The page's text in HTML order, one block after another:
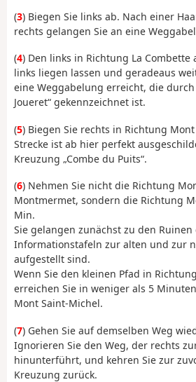
(3) Biegen Sie links ab. Nach einer
rechts gelangen Sie an eine
(4) Den links in Richtung La Combette
links liegen lassen und geradeaus
eine Weggabelung erreicht, die durch
Joueret“ gekennzeichnet ist.
(5) Biegen Sie rechts in Richtung
Strecke ist ab hier perfekt
Kreuzung „Combe du Puits“.
(6) Nehmen Sie nicht die Richtung
Montmermet, sondern die Richtung
Min.
Sie gelangen zunächst zu den
Informationstafeln zur alten und zur
aufgestellt sind.
Wenn Sie den kleinen Pfad in
erreichen Sie in weniger als 5
Mont Saint-Michel.
(7) Gehen Sie auf demselben Weg
Ignorieren Sie den Weg, der rechts
hinunterführt, und kehren Sie zur
Kreuzung zurück.